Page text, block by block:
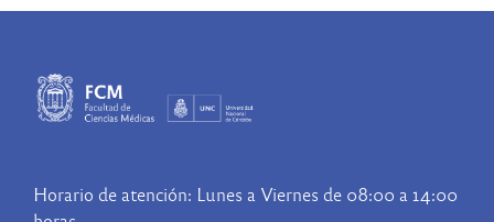
Horario de atención: Lunes a Viernes de 08:00 a 14:00